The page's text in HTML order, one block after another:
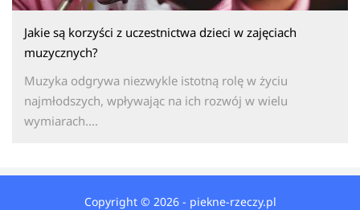
Jakie są korzyści z uczestnictwa dzieci w zajęciach
muzycznych?
Muzyka odgrywa niezwykle istotną rolę w życiu
najmłodszych, wpływając na ich rozwój w wielu
wymiarach....
Copyright © 2026 - piekne-rzeczy.pl